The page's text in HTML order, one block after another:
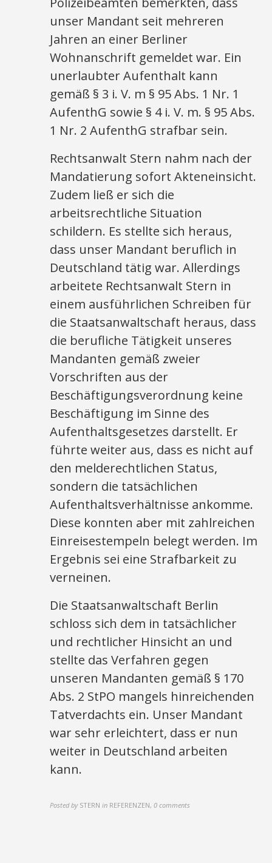
unser Mandant seit mehreren
Jahren an einer Berliner
Wohnanschrift gemeldet war. Ein
unerlaubter Aufenthalt kann
gemäß § 3 i. V. m § 95 Abs. 1 Nr. 1
AufenthG sowie § 4 i. V. m. § 95 Abs.
1 Nr. 2 AufenthG strafbar sein.
Rechtsanwalt Stern nahm nach der
Mandatierung sofort Akteneinsicht.
Zudem ließ er sich die
arbeitsrechtliche Situation
schildern. Es stellte sich heraus,
dass unser Mandant beruflich in
Deutschland tätig war. Allerdings
arbeitete Rechtsanwalt Stern in
einem ausführlichen Schreiben für
die Staatsanwaltschaft heraus, dass
die berufliche Tätigkeit unseres
Mandanten gemäß zweier
Vorschriften aus der
Beschäftigungsverordnung keine
Beschäftigung im Sinne des
Aufenthaltsgesetzes darstellt. Er
führte weiter aus, dass es nicht auf
den melderechtlichen Status,
sondern die tatsächlichen
Aufenthaltsverhältnisse ankomme.
Diese konnten aber mit zahlreichen
Einreisestempeln belegt werden. Im
Ergebnis sei eine Strafbarkeit zu
verneinen.
Die Staatsanwaltschaft Berlin
schloss sich dem in tatsächlicher
und rechtlicher Hinsicht an und
stellte das Verfahren gegen
unseren Mandanten gemäß § 170
Abs. 2 StPO mangels hinreichenden
Tatverdachts ein. Unser Mandant
war sehr erleichtert, dass er nun
weiter in Deutschland arbeiten
kann.
Posted by STERN in REFERENZEN,0 comments